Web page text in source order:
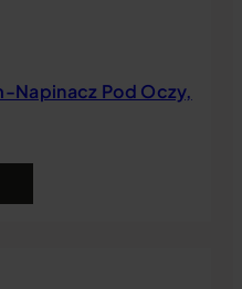
Napinacz Pod Oczy,